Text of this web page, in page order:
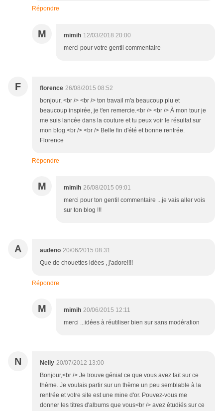
Répondre
M mimih 12/03/2018 20:00
merci pour votre gentil commentaire
F florence 26/08/2015 08:52
bonjour, <br /> <br /> ton travail m'a beaucoup plu et
beaucoup inspirée, je t'en remercie.<br /> <br /> À mon tour je
me suis lancée dans la couture et tu peux voir le résultat sur
mon blog.<br /> <br /> Belle fin d'été et bonne rentrée.
Florence
Répondre
M mimih 26/08/2015 09:01
merci pour ton gentil commentaire ...je vais aller vois
sur ton blog !!!
A audeno 20/06/2015 08:31
Que de chouettes idées , j'adore!!!!
Répondre
M mimih 20/06/2015 12:11
merci ...idées à réutiliser bien sur sans modération
N Nelly 20/07/2012 13:00
Bonjour,<br /> Je trouve génial ce que vous avez fait sur ce
thème. Je voulais partir sur un thème un peu semblable à la
rentrée et votre site est une mine d'or. Pouvez-vous me
donner les titres d'albums que vous<br /> avez étudiés sur ce